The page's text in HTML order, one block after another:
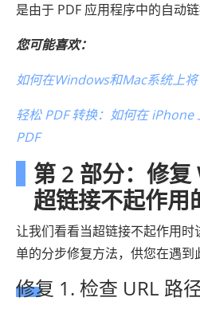
是由于 PDF 应用程序中的自动链
您可能喜欢：
如何在Windows和Mac系统上
轻松 PDF 转换：如何在
PDF
第 2 部分：修
超链接不起作用
让我们看看当超链接不起作用
单的分步修复方法，供您在遇到
修复 1. 检查 URL 路